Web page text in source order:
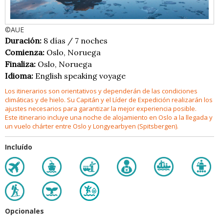
©AUE
Duración: 8 días / 7 noches
Comienza: Oslo, Noruega
Finaliza: Oslo, Noruega
Idioma: English speaking voyage
Los itinerarios son orientativos y dependerán de las condiciones
climáticas y de hielo. Su Capitán y el Líder de Expedición realizarán los
ajustes necesarios para garantizar la mejor experiencia posible.
Este itinerario incluye una noche de alojamiento en Oslo a la llegada y
un vuelo chárter entre Oslo y Longyearbyen (Spitsbergen).
Incluído
Opcionales